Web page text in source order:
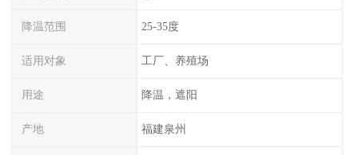
降温范围 25-35度
适用对象 工厂、养殖场
用途 降温，遮阳
产地 福建泉州